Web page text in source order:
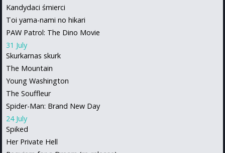
Kandydaci śmierci
Toi yama-nami no hikari
PAW Patrol: The Dino Movie
31 July
Skurkarnas skurk
The Mountain
Young Washington
The Souffleur
Spider-Man: Brand New Day
24 July
Spiked
Her Private Hell